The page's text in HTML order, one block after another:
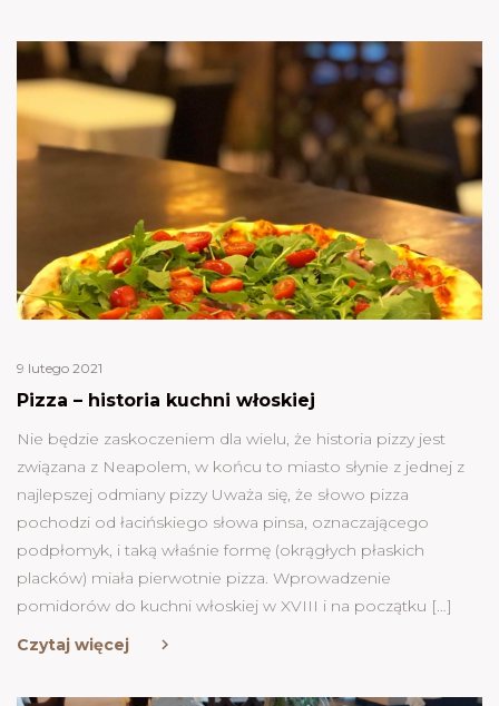
9 lutego 2021
Pizza – historia kuchni włoskiej
Nie będzie zaskoczeniem dla wielu, że historia pizzy jest
związana z Neapolem, w końcu to miasto słynie z jednej z
najlepszej odmiany pizzy Uważa się, że słowo pizza
pochodzi od łacińskiego słowa pinsa, oznaczającego
podpłomyk, i taką właśnie formę (okrągłych płaskich
placków) miała pierwotnie pizza. Wprowadzenie
pomidorów do kuchni włoskiej w XVIII i na początku […]
Czytaj więcej